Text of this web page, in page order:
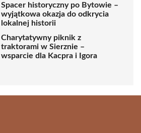
Spacer historyczny po Bytowie –
wyjątkowa okazja do odkrycia
lokalnej historii
Charytatywny piknik z
traktorami w Sierznie –
wsparcie dla Kacpra i Igora